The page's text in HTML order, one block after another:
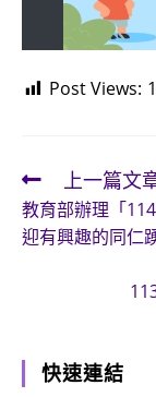
Post Views:
Read
more
articles
上一篇文
教育部辦理「
迎有興趣的同仁
快速連結